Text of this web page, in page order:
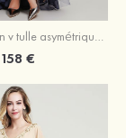
Trapèze col en v tulle asymétrique robe de mère de la mariée
158 €